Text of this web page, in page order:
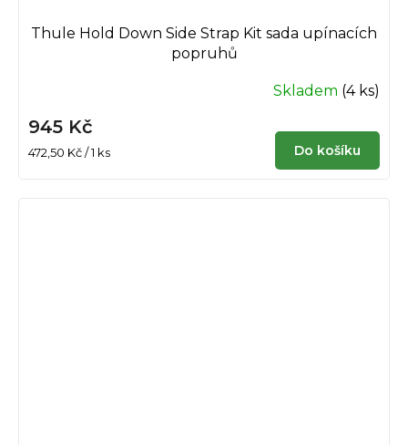
Thule Hold Down Side Strap Kit sada upínacích
popruhů
Skladem (4 ks)
945 Kč
Měrná
472,50 Kč / 1 ks Do košíku